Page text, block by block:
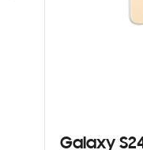
Galaxy